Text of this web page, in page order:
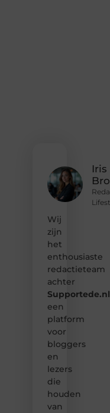
Iris
Wij
zijn
het
enthousiaste
redactieteam
achter
Supportede.nl
een
platform
voor
bloggers
en
lezers
die
houden
van